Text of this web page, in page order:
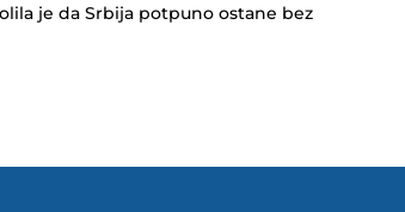
je da Srbija potpuno ostane bez